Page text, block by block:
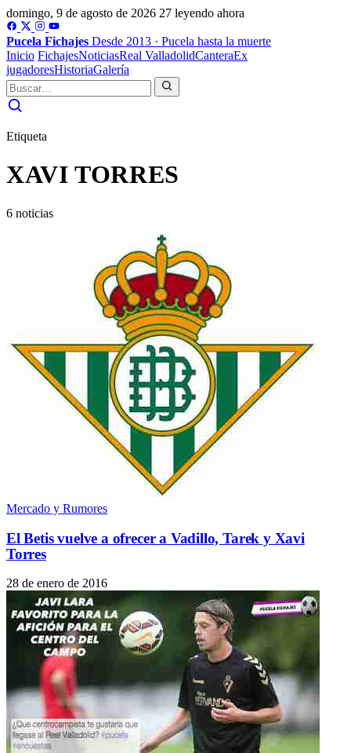
domingo, 9 de agosto de 2026 27 leyendo ahora
Pucela Fichajes Desde 2013 · Pucela hasta la muerte
Inicio FichajesNoticiasReal ValladolidCanteraEx
jugadoresHistoriaGalería
Etiqueta
XAVI TORRES
6 noticias
Mercado y Rumores
El Betis vuelve a ofrecer a Vadillo, Tarek y Xavi
Torres
28 de enero de 2016